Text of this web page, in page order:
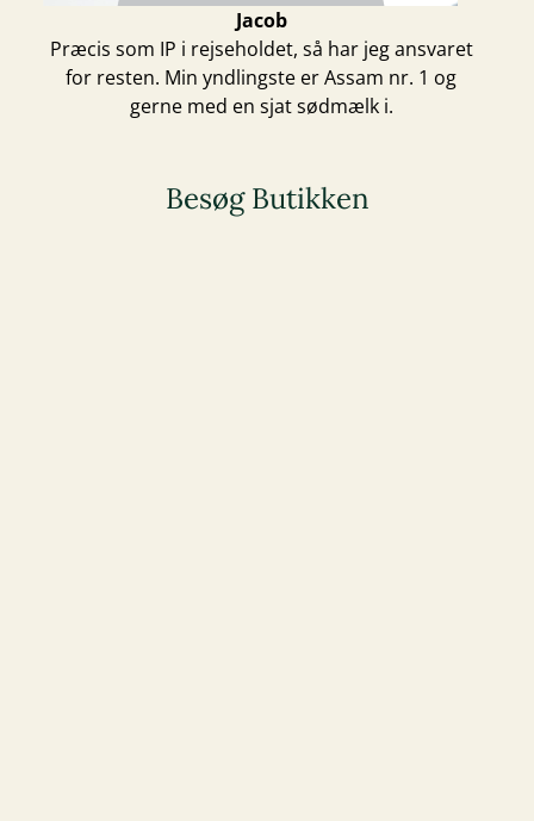
Jacob
Præcis som IP i rejseholdet, så har jeg ansvaret
for resten. Min yndlingste er Assam nr. 1 og
gerne med en sjat sødmælk i.
Besøg Butikken